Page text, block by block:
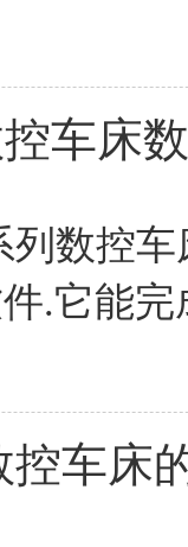
车床
列数控
.它能
车床